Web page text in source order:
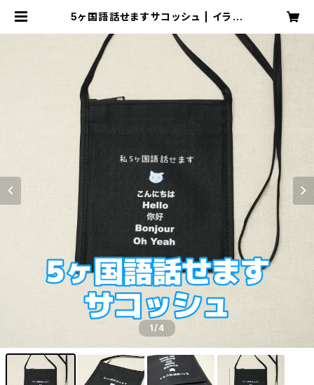
5ヶ国語話せますサコッシュ | イラネ
1/4